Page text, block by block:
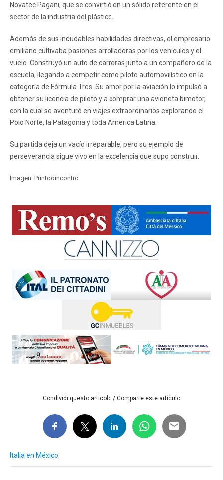
Novatec Pagani, que se convirtió en un sólido referente en el
sector de la industria del plástico.
Además de sus indudables habilidades directivas, el empresario
emiliano cultivaba pasiones arrolladoras por los vehículos y el
vuelo. Construyó un auto de carreras junto a un compañero de la
escuela, llegando a competir como piloto automovilístico en la
categoría de Fórmula Tres. Su amor por la aviación lo impulsó a
obtener su licencia de piloto y a comprar una avioneta bimotor,
con la cual se aventuró en viajes extraordinarios explorando el
Polo Norte, la Patagonia y toda América Latina.
Su partida deja un vacío irreparable, pero su ejemplo de
perseverancia sigue vivo en la excelencia que supo construir.
Imagen: Puntodincontro
Condividi questo articolo / Comparte este artículo
Italia en México